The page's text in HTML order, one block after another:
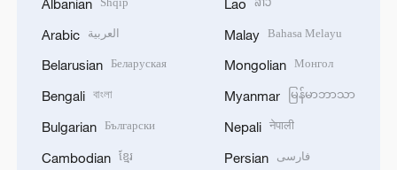
Albanian
Arabic العربية
Belarusian Беларуская
Bengali বাংলা
Bulgarian Български
Cambodian ខ្មែរ
Lao
Malay Bahasa Melayu
Mongolian Монгол
Myanmar မြန်မာဘာသာ
Nepali नेपाली
Persian فارسی